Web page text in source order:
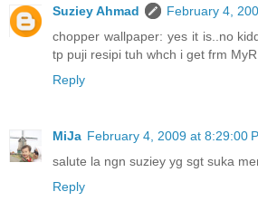
Suziey Ahmad
February 4,
chopper wallpaper: yes it is..no
tp puji resipi tuh whch i get frm MyR
Reply
MiJa February 4, 2009 at 8:29:00
salute la ngn suziey yg sgt suka
Reply